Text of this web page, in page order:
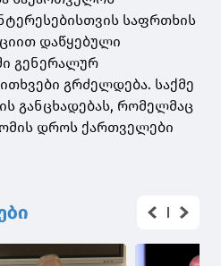
საფრთხის
დაწყებული
გენერალურ
გრძელდება. საქმე
განცხადებას, რომელმაც
დროს ქართველები